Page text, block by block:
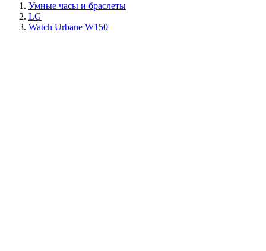
Умные часы и браслеты
LG
Watch Urbane W150